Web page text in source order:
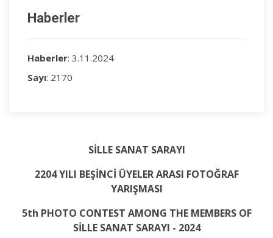
Haberler
Haberler: 3.11.2024
Sayı: 2170
SİLLE SANAT SARAYI
2204 YILI BEŞİNCİ ÜYELER ARASI FOTOĞRAF
YARIŞMASI
5th PHOTO CONTEST AMONG THE MEMBERS OF
SİLLE SANAT SARAYI - 2024